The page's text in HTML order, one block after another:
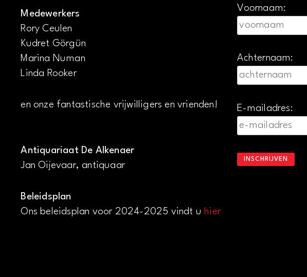
Medewerkers
Rory Ceulen
Kudret Görgün
Marina Numan
Linda Rooker
en onze fantastische vrijwilligers en vrienden!
Antiquariaat De Alkenaer
Jan Oijevaar, antiquaar
Beleidsplan
Ons beleidsplan voor 2024-2025 vindt u hier
Voornaam:
Achternaam:
E-mailadres: